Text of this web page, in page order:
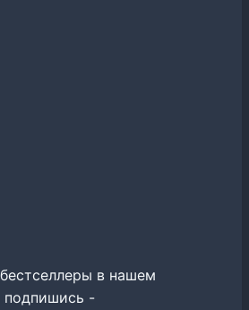
в нашем
подпишись -